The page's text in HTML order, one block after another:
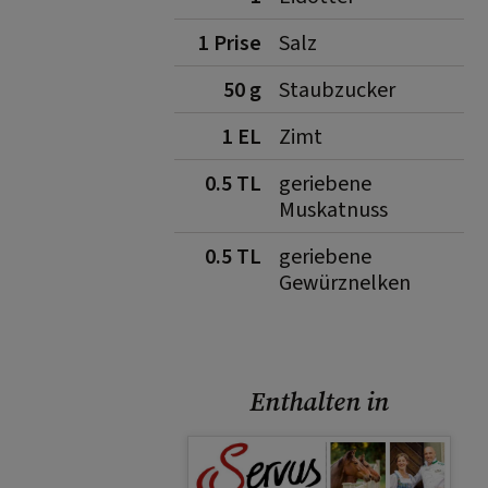
1 Prise
Salz
50 g Staubzucker
1 EL
Zimt
0.5 TL
geriebene
Muskatnuss
0.5 TL
geriebene
Gewürznelken
Enthalten in